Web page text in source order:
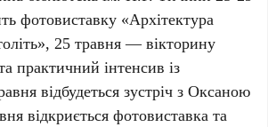
фотовиставку «Архітектура
25 травня — вікторину
практичний інтенсив із
відбудеться зустріч з Оксаною
відкриється фотовиставка та